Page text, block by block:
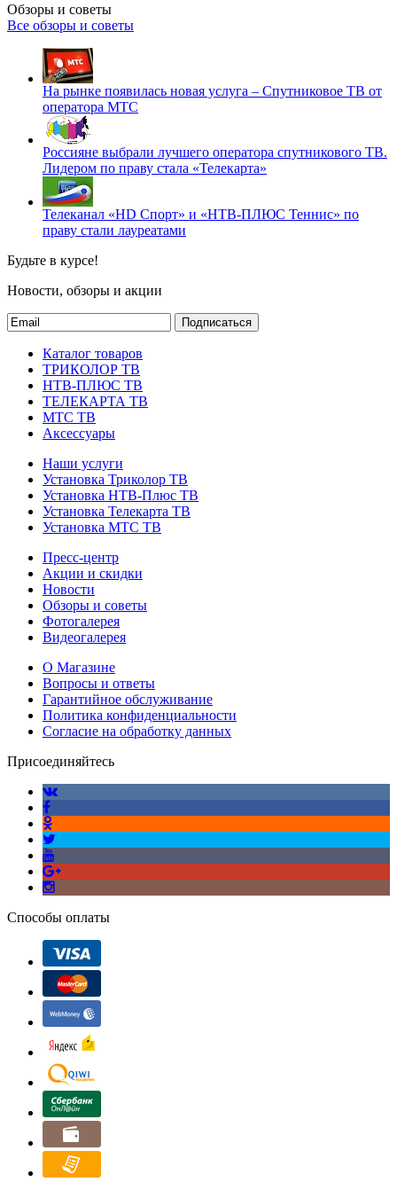
Обзоры и советы
Все обзоры и советы
На рынке появилась новая услуга – Спутниковое ТВ от
оператора МТС
Россияне выбрали лучшего оператора спутникового ТВ.
Лидером по праву стала «Телекарта»
Телеканал «HD Спорт» и «НТВ-ПЛЮС Теннис» по
праву стали лауреатами
Будьте в курсе!
Новости, обзоры и акции
Подписаться
Каталог товаров
ТРИКОЛОР ТВ
НТВ-ПЛЮС ТВ
ТЕЛЕКАРТА ТВ
МТС ТВ
Аксессуары
Наши услуги
Установка Триколор ТВ
Установка НТВ-Плюс ТВ
Установка Телекарта ТВ
Установка МТС ТВ
Пресс-центр
Акции и скидки
Новости
Обзоры и советы
Фотогалерея
Видеогалерея
О Магазине
Вопросы и ответы
Гарантийное обслуживание
Политика конфиденциальности
Согласие на обработку данных
Присоединяйтесь
Способы оплаты